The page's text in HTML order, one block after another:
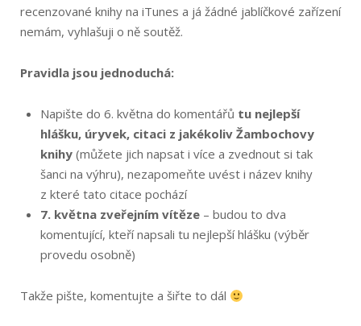
recenzované knihy na iTunes a já žádné jablíčkové zařízení
nemám, vyhlašuji o ně soutěž.
Pravidla jsou jednoduchá:
Napište do 6. května do komentářů tu nejlepší
hlášku, úryvek, citaci z jakékoliv Žambochovy
knihy (můžete jich napsat i více a zvednout si tak
šanci na výhru), nezapomeňte uvést i název knihy
z které tato citace pochází
7. května zveřejním vítěze – budou to dva
komentující, kteří napsali tu nejlepší hlášku (výběr
provedu osobně)
Takže pište, komentujte a šiřte to dál